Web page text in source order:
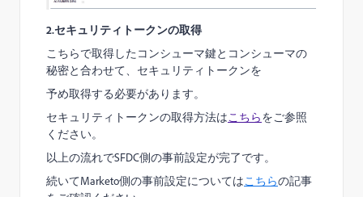
2.セキュリティトークンの取得
こちらで取得したコンシューマ鍵とコンシューマの
秘密と合わせて、セキュリティトークンを
予め取得する必要があります。
セキュリティトークンの取得方法はこちら​をご参照
ください。
以上の流れでSFDC側の事前設定が完了です。
続いてMarketo側の事前設定についてはこちら​の記事